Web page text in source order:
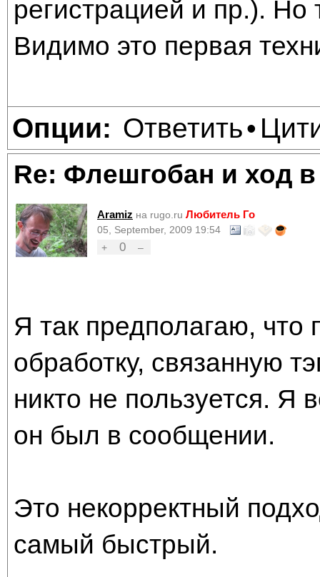
регистрацией и пр.). Но
Видимо это первая
Опции: Ответить•
Re: Флешгобан и ход в
Aramiz на rugo.ru Любитель Го
05, September, 2009 19:54
+
0 –
Я так предполагаю, что
обработку, связанную
никто не пользуется.
он был в сообщении.
Это некорректный
самый быстрый.